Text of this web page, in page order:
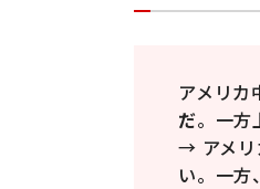
アメリカ
だ。一方
→ アメリ
い。一方